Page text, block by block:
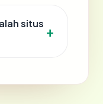
situs